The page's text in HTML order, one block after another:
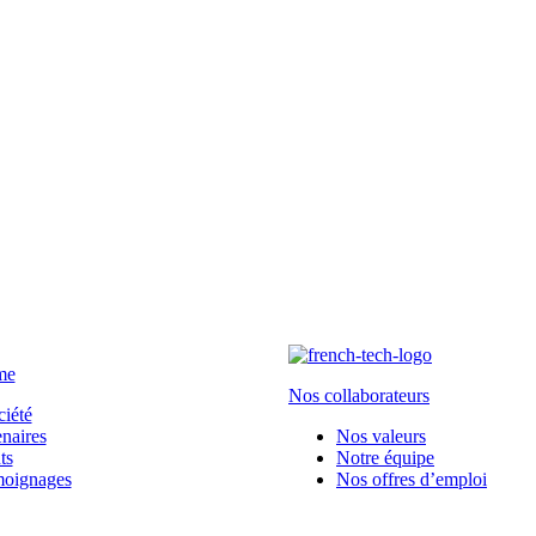
Nos collaborateurs
Nos valeurs
Notre équipe
Nos offres d’emploi